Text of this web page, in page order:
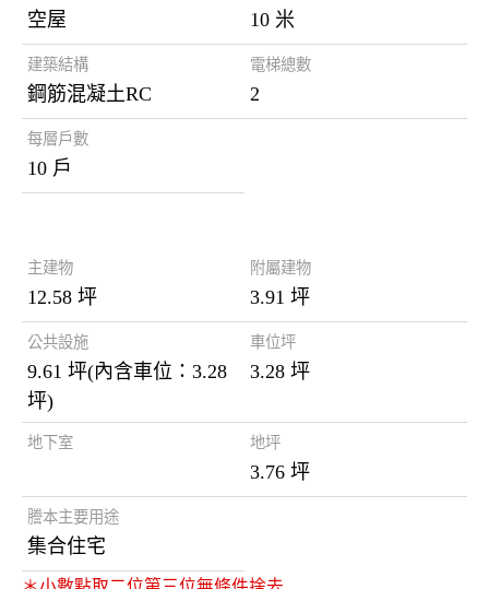
空屋 10 米
建築結構
鋼筋混凝土RC
電梯總數
2
每層戶數
10 戶
主建物
12.58 坪
附屬建物
3.91 坪
公共設施
9.61 坪(內含車位：3.28
坪)
車位坪
3.28 坪
地下室 地坪
3.76 坪
謄本主要用途
集合住宅